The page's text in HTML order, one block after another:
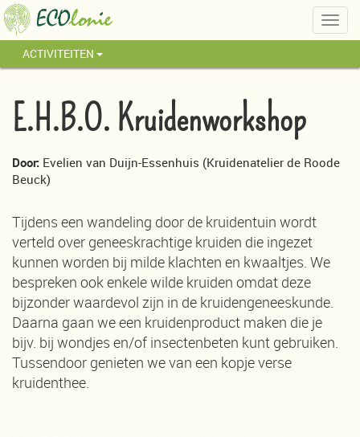
ACTIVITEITEN
E.H.B.O. Kruidenworkshop
Door: Evelien van Duijn-Essenhuis (Kruidenatelier de Roode
Beuck)
Tijdens een wandeling door de kruidentuin wordt
verteld over geneeskrachtige kruiden die ingezet
kunnen worden bij milde klachten en kwaaltjes. We
bespreken ook enkele wilde kruiden omdat deze
bijzonder waardevol zijn in de kruidengeneeskunde.
Daarna gaan we een kruidenproduct maken die je
bijv. bij wondjes en/of insectenbeten kunt gebruiken.
Tussendoor genieten we van een kopje verse
kruidenthee.